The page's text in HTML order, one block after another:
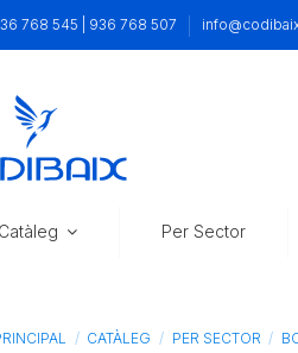
768 545 | 936 768 507
Catàleg Per Sector
CATÀLEG PER SECTOR